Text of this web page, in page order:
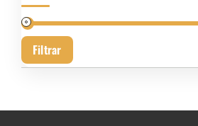
Filtrar